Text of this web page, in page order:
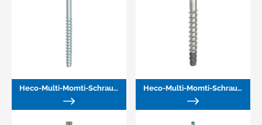
Heco-Multi-Momti-Schraubanker Heco-Multi-Momti-Schraubanker (Edelstahl)